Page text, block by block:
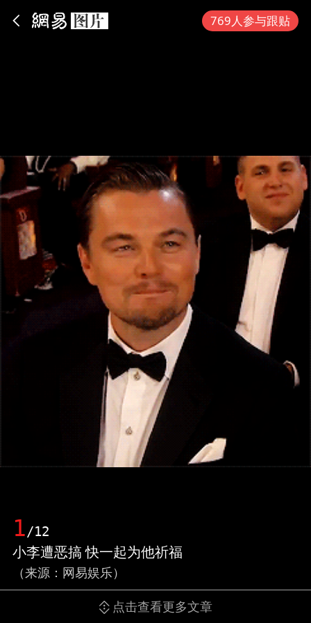
769人参与跟贴
1/12
小李遭恶搞 快一起为他祈福
（来源：网易娱乐）
点击查看更多文章